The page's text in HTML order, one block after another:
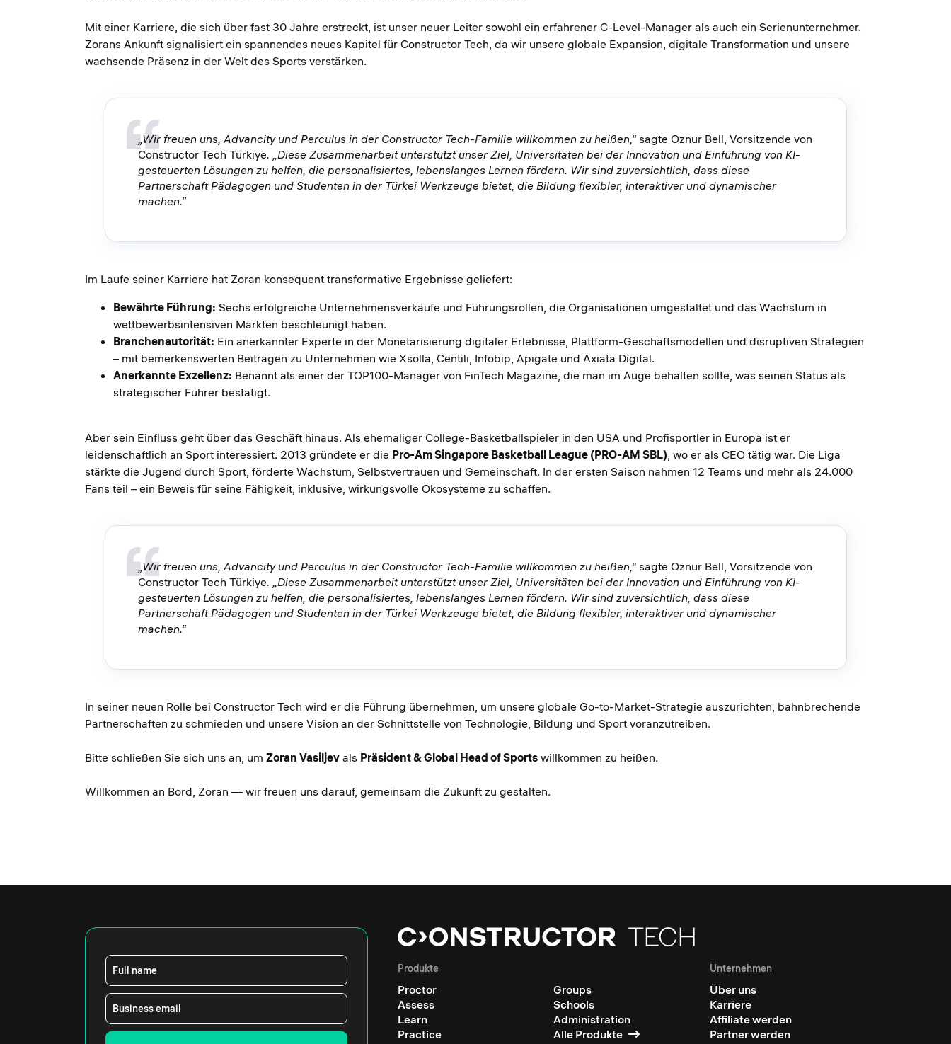
Mit einer Karriere, die sich über fast 30 Jahre erstreckt, ist unser neuer Leiter sowohl ein erfahrener C-Level-Manager als auch ein Serienunternehmer.
Zorans Ankunft signalisiert ein spannendes neues Kapitel für Constructor Tech, da wir unsere globale Expansion, digitale Transformation und unsere
wachsende Präsenz in der Welt des Sports verstärken.
„Wir freuen uns, Advancity und Perculus in der Constructor Tech-Familie willkommen zu heißen,“ sagte Oznur Bell, Vorsitzende von
Constructor Tech Türkiye. „Diese Zusammenarbeit unterstützt unser Ziel, Universitäten bei der Innovation und Einführung von KI-
gesteuerten Lösungen zu helfen, die personalisiertes, lebenslanges Lernen fördern. Wir sind zuversichtlich, dass diese
Partnerschaft Pädagogen und Studenten in der Türkei Werkzeuge bietet, die Bildung flexibler, interaktiver und dynamischer
machen.“
Im Laufe seiner Karriere hat Zoran konsequent transformative Ergebnisse geliefert:
Bewährte Führung: Sechs erfolgreiche Unternehmensverkäufe und Führungsrollen, die Organisationen umgestaltet und das Wachstum in
wettbewerbsintensiven Märkten beschleunigt haben.
Branchenautorität: Ein anerkannter Experte in der Monetarisierung digitaler Erlebnisse, Plattform-Geschäftsmodellen und disruptiven Strategien
– mit bemerkenswerten Beiträgen zu Unternehmen wie Xsolla, Centili, Infobip, Apigate und Axiata Digital.
Anerkannte Exzellenz: Benannt als einer der TOP100-Manager von FinTech Magazine, die man im Auge behalten sollte, was seinen Status als
strategischer Führer bestätigt.
Aber sein Einfluss geht über das Geschäft hinaus. Als ehemaliger College-Basketballspieler in den USA und Profisportler in Europa ist er
leidenschaftlich an Sport interessiert. 2013 gründete er die Pro-Am Singapore Basketball League (PRO-AM SBL), wo er als CEO tätig war. Die Liga
stärkte die Jugend durch Sport, förderte Wachstum, Selbstvertrauen und Gemeinschaft. In der ersten Saison nahmen 12 Teams und mehr als 24.000
Fans teil – ein Beweis für seine Fähigkeit, inklusive, wirkungsvolle Ökosysteme zu schaffen.
„Wir freuen uns, Advancity und Perculus in der Constructor Tech-Familie willkommen zu heißen,“ sagte Oznur Bell, Vorsitzende von
Constructor Tech Türkiye. „Diese Zusammenarbeit unterstützt unser Ziel, Universitäten bei der Innovation und Einführung von KI-
gesteuerten Lösungen zu helfen, die personalisiertes, lebenslanges Lernen fördern. Wir sind zuversichtlich, dass diese
Partnerschaft Pädagogen und Studenten in der Türkei Werkzeuge bietet, die Bildung flexibler, interaktiver und dynamischer
machen.“
In seiner neuen Rolle bei Constructor Tech wird er die Führung übernehmen, um unsere globale Go-to-Market-Strategie auszurichten, bahnbrechende
Partnerschaften zu schmieden und unsere Vision an der Schnittstelle von Technologie, Bildung und Sport voranzutreiben.
Bitte schließen Sie sich uns an, um Zoran Vasiljev als Präsident & Global Head of Sports willkommen zu heißen.
Willkommen an Bord, Zoran — wir freuen uns darauf, gemeinsam die Zukunft zu gestalten.
Full name
Business email
Produkte
Proctor
Assess
Learn
Practice
Groups
Schools
Administration
Alle Produkte
Unternehmen
Über uns
Karriere
Affiliate werden
Partner werden